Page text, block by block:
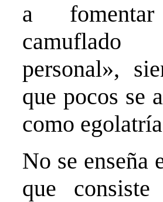
a
camuflado
personal»,
que pocos se
como
No se enseña
que